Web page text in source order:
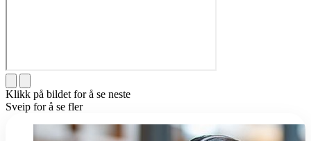
Klikk på bildet for å se neste
Sveip for å se fler